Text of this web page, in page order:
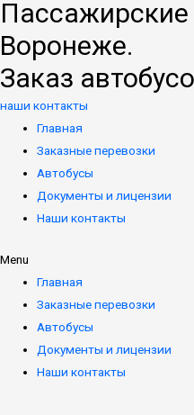
Пассажирские
Воронеже.
Заказ
наши контакты
Главная
Заказные перевозки
Автобусы
Документы и лицензии
Наши контакты
Menu
Главная
Заказные перевозки
Автобусы
Документы и лицензии
Наши контакты